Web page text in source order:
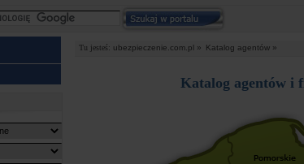
Tu jesteś: ubezpieczenie.com.pl » Katalog agentów »
Katalog agentów i